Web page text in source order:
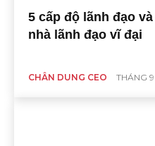
5 cấp độ lãnh đạo
nhà lãnh đạo vĩ đại
CHÂN DUNG CEO THÁNG